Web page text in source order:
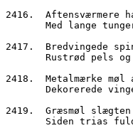
2416.  Aftensværmere
Med lange
2417.  Bredvingede
Rustrød
2418.  Metalmærke møl
Dekorerede
2419.  Græsmøl
Siden